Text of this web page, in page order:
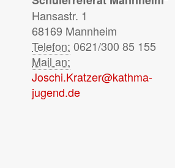
Hansastr. 1
68169 Mannheim
Telefon: 0621/300 85 155
Mail an:
Joschi.Kratzer@kathma-
jugend.de